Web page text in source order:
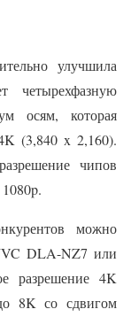
улучшила
четырехфазную
осям, которая
(3,840 x 2,160).
чипов
можно
DLA-NZ7 или
разрешение 4K
8K со сдвигом